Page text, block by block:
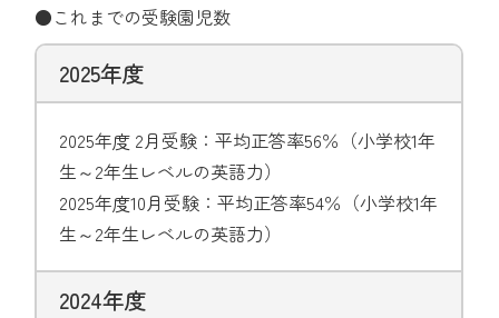
●これまでの受験園児数
2025年度
2025年度 2月受験：平均正答率56％（小学校1年
生～2年生レベルの英語力）
2025年度10月受験：平均正答率54％（小学校1年
生～2年生レベルの英語力）
2024年度